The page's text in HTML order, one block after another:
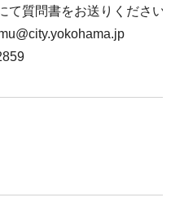
て質問書をお送りください